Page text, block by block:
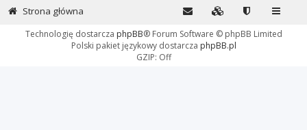
Strona główna
Technologię dostarcza phpBB® Forum Software © phpBB Limited
Polski pakiet językowy dostarcza phpBB.pl
GZIP: Off